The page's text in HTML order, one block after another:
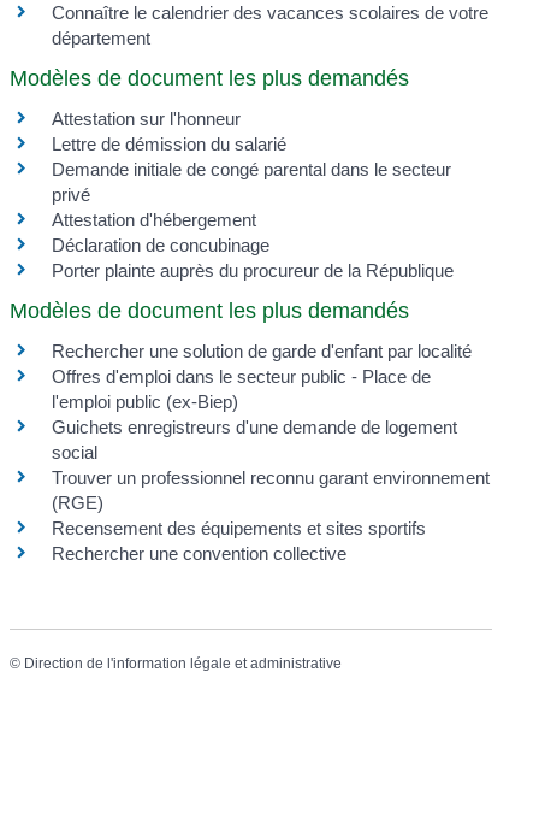
Connaître le calendrier des vacances scolaires de votre
département
Modèles de document les plus demandés
Attestation sur l'honneur
Lettre de démission du salarié
Demande initiale de congé parental dans le secteur
privé
Attestation d'hébergement
Déclaration de concubinage
Porter plainte auprès du procureur de la République
Modèles de document les plus demandés
Rechercher une solution de garde d'enfant par localité
Offres d'emploi dans le secteur public - Place de
l'emploi public (ex-Biep)
Guichets enregistreurs d'une demande de logement
social
Trouver un professionnel reconnu garant environnement
(RGE)
Recensement des équipements et sites sportifs
Rechercher une convention collective
© Direction de l'information légale et administrative